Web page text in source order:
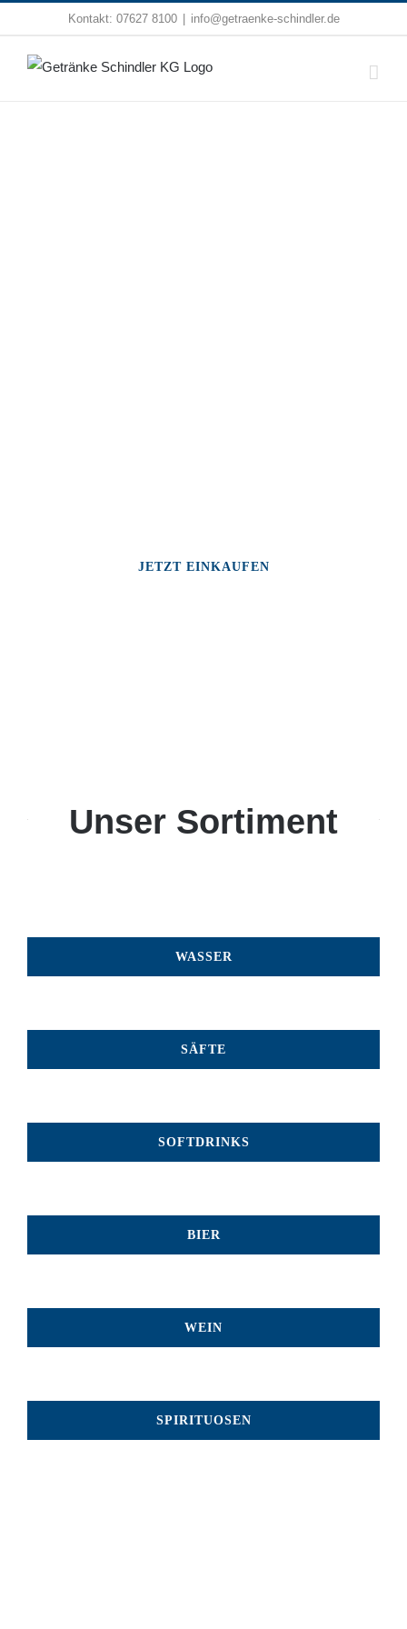
springen
Kontakt: 07627 8100 info@getraenke-schindler.de
JETZT EINKAUFEN
Unser Sortiment
WASSER
SÄFTE
SOFTDRINKS
BIER
WEIN
SPIRITUOSEN